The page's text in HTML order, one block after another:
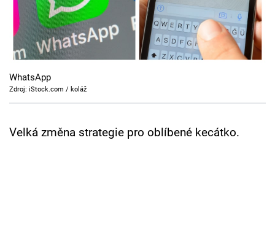
Hry
Cool Esport
Pořady
WhatsApp
Zdroj: iStock.com / koláž
Velká změna strategie pro oblíbené kecátko.